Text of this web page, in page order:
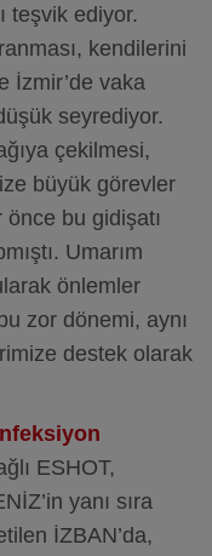
teşvik ediyor.
kendilerini
İzmir’de vaka
seyrediyor.
çekilmesi,
büyük görevler
bu gidişatı
Umarım
önlemler
zor dönemi, aynı
destek olarak
ESHOT,
yanı sıra
İZBAN’da,